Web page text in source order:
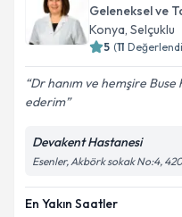
Geleneksel ve
Konya, Selçuklu
5 (11
Dr hanım ve hemşire Buse
ederim
Devakent Hastanesi
Esenler, Akbörk sokak No:4,
En Yakın Saatler